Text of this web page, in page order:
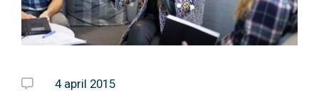
4 april 2015